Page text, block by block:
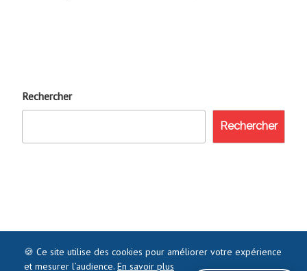
Rechercher
Rechercher
🍪 Ce site utilise des cookies pour améliorer votre expérience
et mesurer l’audience. En savoir plus